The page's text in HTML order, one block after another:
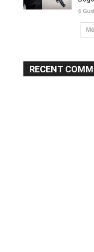
6
RECENT